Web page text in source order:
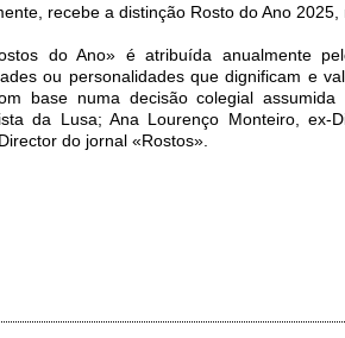
recebe a distinção Rosto do Ano
do Ano» é atribuída anualmente
ou personalidades que dignificam e
base numa decisão colegial
da Lusa; Ana Lourenço Monteiro, ex-
do jornal «Rostos».